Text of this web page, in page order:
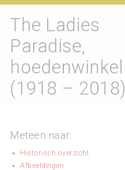
The Ladies
Paradise,
hoedenwinkel
(1918 – 2018)
Meteen naar:
Historisch overzicht
Afbeeldingen